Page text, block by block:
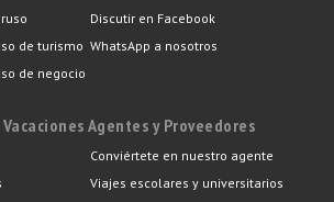
de turismo
de negocio
Discutir en Facebook
WhatsApp a nosotros
Agentes y Proveedores
Conviértete en nuestro agente
Viajes escolares y universitarios